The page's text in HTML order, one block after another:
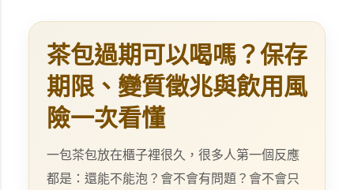
茶包過期可以喝嗎？保存
期限、變質徵兆與飲用風
險一次看懂
一包茶包放在櫃子裡很久，很多人第一個反應
都是：還能不能泡？會不會有問題？會不會只